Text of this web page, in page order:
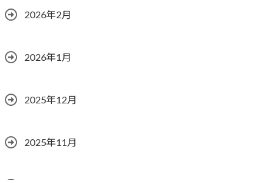
2026年2月
2026年1月
2025年12月
2025年11月